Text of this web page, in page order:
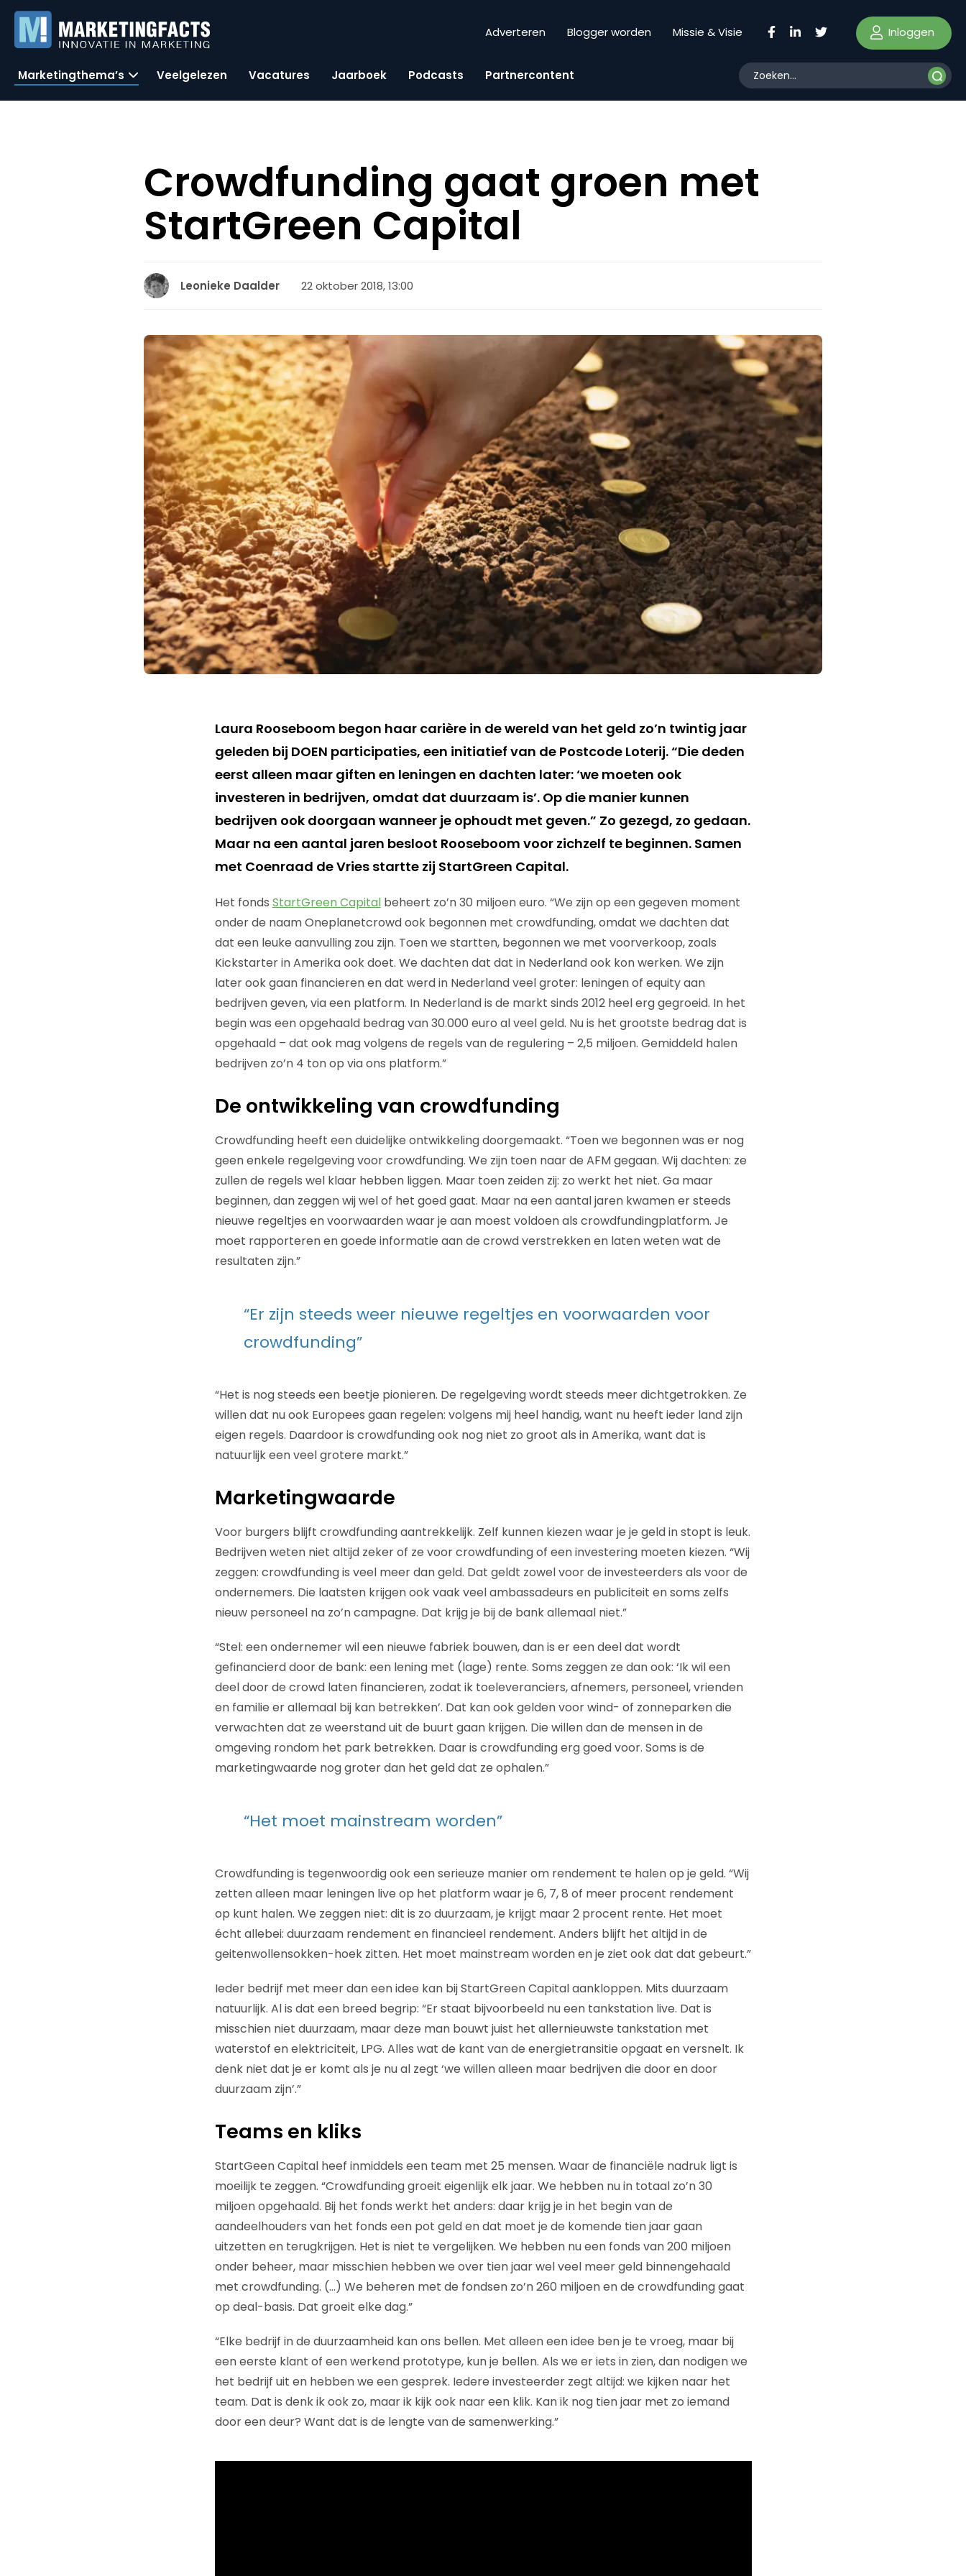
Adverteren Blogger worden Missie & Visie Inloggen
Marketingthema’s Veelgelezen Vacatures Jaarboek Podcasts Partnercontent
Crowdfunding gaat groen met
StartGreen Capital
Leonieke Daalder 22 oktober 2018, 13:00
Laura Rooseboom begon haar carière in de wereld van het geld zo’n twintig jaar
geleden bij DOEN participaties, een initiatief van de Postcode Loterij. “Die deden
eerst alleen maar giften en leningen en dachten later: ‘we moeten ook
investeren in bedrijven, omdat dat duurzaam is’. Op die manier kunnen
bedrijven ook doorgaan wanneer je ophoudt met geven.” Zo gezegd, zo gedaan.
Maar na een aantal jaren besloot Rooseboom voor zichzelf te beginnen. Samen
met Coenraad de Vries startte zij StartGreen Capital.
Het fonds StartGreen Capitalbeheert zo’n 30 miljoen euro. “We zijn op een gegeven moment
onder de naam Oneplanetcrowd ook begonnen met crowdfunding, omdat we dachten dat
dat een leuke aanvulling zou zijn. Toen we startten, begonnen we met voorverkoop, zoals
Kickstarter in Amerika ook doet. We dachten dat dat in Nederland ook kon werken. We zijn
later ook gaan financieren en dat werd in Nederland veel groter: leningen of equity aan
bedrijven geven, via een platform. In Nederland is de markt sinds 2012 heel erg gegroeid. In het
begin was een opgehaald bedrag van 30.000 euro al veel geld. Nu is het grootste bedrag dat is
opgehaald – dat ook mag volgens de regels van de regulering – 2,5 miljoen. Gemiddeld halen
bedrijven zo’n 4 ton op via ons platform.”
De ontwikkeling van crowdfunding
Crowdfunding heeft een duidelijke ontwikkeling doorgemaakt. “Toen we begonnen was er nog
geen enkele regelgeving voor crowdfunding. We zijn toen naar de AFM gegaan. Wij dachten: ze
zullen de regels wel klaar hebben liggen. Maar toen zeiden zij: zo werkt het niet. Ga maar
beginnen, dan zeggen wij wel of het goed gaat. Maar na een aantal jaren kwamen er steeds
nieuwe regeltjes en voorwaarden waar je aan moest voldoen als crowdfundingplatform. Je
moet rapporteren en goede informatie aan de crowd verstrekken en laten weten wat de
resultaten zijn.”
“Er zijn steeds weer nieuwe regeltjes en voorwaarden voor
crowdfunding”
“Het is nog steeds een beetje pionieren. De regelgeving wordt steeds meer dichtgetrokken. Ze
willen dat nu ook Europees gaan regelen: volgens mij heel handig, want nu heeft ieder land zijn
eigen regels. Daardoor is crowdfunding ook nog niet zo groot als in Amerika, want dat is
natuurlijk een veel grotere markt.”
Marketingwaarde
Voor burgers blijft crowdfunding aantrekkelijk. Zelf kunnen kiezen waar je je geld in stopt is leuk.
Bedrijven weten niet altijd zeker of ze voor crowdfunding of een investering moeten kiezen. “Wij
zeggen: crowdfunding is veel meer dan geld. Dat geldt zowel voor de investeerders als voor de
ondernemers. Die laatsten krijgen ook vaak veel ambassadeurs en publiciteit en soms zelfs
nieuw personeel na zo’n campagne. Dat krijg je bij de bank allemaal niet.”
“Stel: een ondernemer wil een nieuwe fabriek bouwen, dan is er een deel dat wordt
gefinancierd door de bank: een lening met (lage) rente. Soms zeggen ze dan ook: ‘Ik wil een
deel door de crowd laten financieren, zodat ik toeleveranciers, afnemers, personeel, vrienden
en familie er allemaal bij kan betrekken’. Dat kan ook gelden voor wind- of zonneparken die
verwachten dat ze weerstand uit de buurt gaan krijgen. Die willen dan de mensen in de
omgeving rondom het park betrekken. Daar is crowdfunding erg goed voor. Soms is de
marketingwaarde nog groter dan het geld dat ze ophalen.”
“Het moet mainstream worden”
Crowdfunding is tegenwoordig ook een serieuze manier om rendement te halen op je geld. “Wij
zetten alleen maar leningen live op het platform waar je 6, 7, 8 of meer procent rendement
op kunt halen. We zeggen niet: dit is zo duurzaam, je krijgt maar 2 procent rente. Het moet
écht allebei: duurzaam rendement en financieel rendement. Anders blijft het altijd in de
geitenwollensokken-hoek zitten. Het moet mainstream worden en je ziet ook dat dat gebeurt.”
Ieder bedrijf met meer dan een idee kan bij StartGreen Capital aankloppen. Mits duurzaam
natuurlijk. Al is dat een breed begrip: “Er staat bijvoorbeeld nu een tankstation live. Dat is
misschien niet duurzaam, maar deze man bouwt juist het allernieuwste tankstation met
waterstof en elektriciteit, LPG. Alles wat de kant van de energietransitie opgaat en versnelt. Ik
denk niet dat je er komt als je nu al zegt ‘we willen alleen maar bedrijven die door en door
duurzaam zijn’.”
Teams en kliks
StartGeen Capital heef inmiddels een team met 25 mensen. Waar de financiële nadruk ligt is
moeilijk te zeggen. “Crowdfunding groeit eigenlijk elk jaar. We hebben nu in totaal zo’n 30
miljoen opgehaald. Bij het fonds werkt het anders: daar krijg je in het begin van de
aandeelhouders van het fonds een pot geld en dat moet je de komende tien jaar gaan
uitzetten en terugkrijgen. Het is niet te vergelijken. We hebben nu een fonds van 200 miljoen
onder beheer, maar misschien hebben we over tien jaar wel veel meer geld binnengehaald
met crowdfunding. (…) We beheren met de fondsen zo’n 260 miljoen en de crowdfunding gaat
op deal-basis. Dat groeit elke dag.”
“Elke bedrijf in de duurzaamheid kan ons bellen. Met alleen een idee ben je te vroeg, maar bij
een eerste klant of een werkend prototype, kun je bellen. Als we er iets in zien, dan nodigen we
het bedrijf uit en hebben we een gesprek. Iedere investeerder zegt altijd: we kijken naar het
team. Dat is denk ik ook zo, maar ik kijk ook naar een klik. Kan ik nog tien jaar met zo iemand
door een deur? Want dat is de lengte van de samenwerking.”